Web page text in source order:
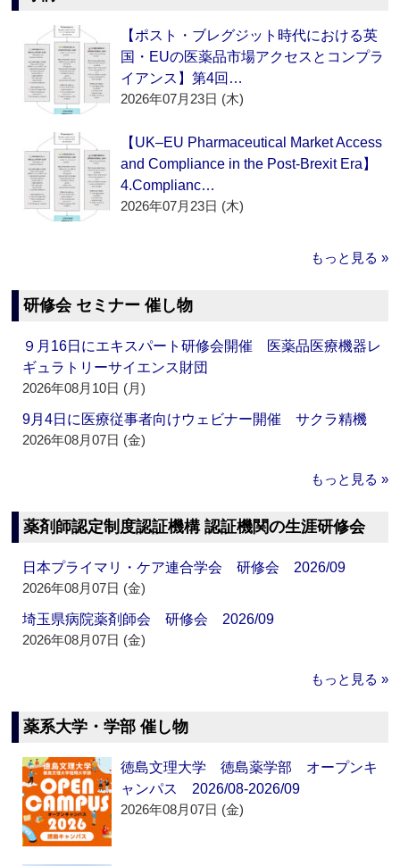
【ポスト・ブレグジット時代における英
国・EUの医薬品市場アクセスとコンプラ
イアンス】第4回…
2026年07月23日 (木)
【UK–EU Pharmaceutical Market Access
and Compliance in the Post-Brexit Era】
4.Complianc…
2026年07月23日 (木)
もっと見る »
研修会 セミナー 催し物
９月16日にエキスパート研修会開催 医薬品医療機器レ
ギュラトリーサイエンス財団
2026年08月10日 (月)
9月4日に医療従事者向けウェビナー開催 サクラ精機
2026年08月07日 (金)
もっと見る »
薬剤師認定制度認証機構 認証機関の生涯研修会
日本プライマリ・ケア連合学会 研修会 2026/09
2026年08月07日 (金)
埼玉県病院薬剤師会 研修会 2026/09
2026年08月07日 (金)
もっと見る »
薬系大学・学部 催し物
徳島文理大学 徳島薬学部 オープンキ
ャンパス 2026/08-2026/09
2026年08月07日 (金)